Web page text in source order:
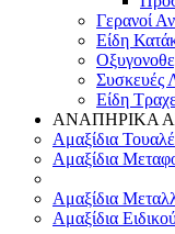
Γερανοί
Είδη
Συσκευές
Είδη
ΑΝΑΠΗΡΙΚΑ
Αμαξίδια
Αμαξίδια
Αμαξίδια
Αμαξίδια